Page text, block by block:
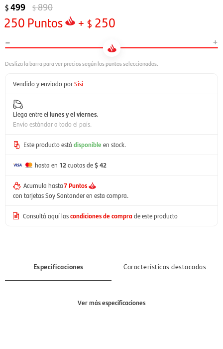
$ 499 $890
250 Puntos + $ 250
- +
Vendido y enviado porSisi
Llega entre el lunes y el viernes.
Envío estándar a todo el país.
Este producto está disponible en stock.
hasta en 12cuotas de$ 42
Acumula hasta7 Puntos
con tarjetas Soy Santander en esta compra.
Consultá aquí lascondiciones de comprade este producto
Especificaciones Características destacadas
Ver más especificaciones